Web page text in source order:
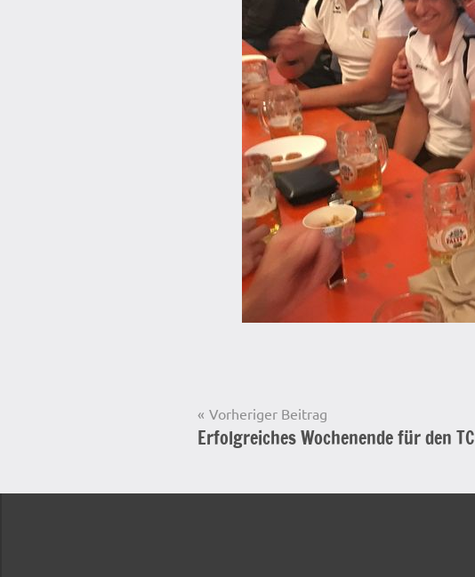
Startseite
Beitragsnavigation
Vorheriger Beitrag
Erfolgreiches Wochenende für den